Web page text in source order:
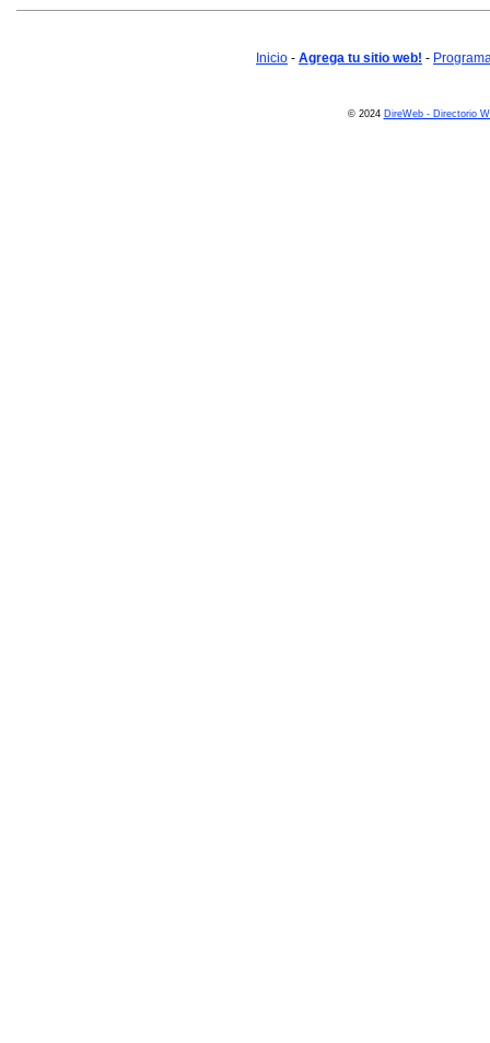
Inicio - Agrega tu sitio web! -
© 2024 DireWeb - Directorio